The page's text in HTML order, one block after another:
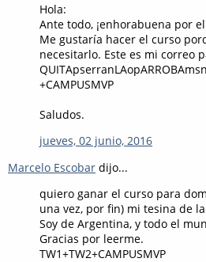
Hola:
Ante todo, ¡enhorabuena por
Me gustaría hacer el curso
necesitarlo. Este es mi correo
+CAMPUSMVP
Saludos.
jueves, 02 junio, 2016
Marcelo Escobar dijo...
quiero ganar el curso para
una vez, por fin) mi tesina de
Soy de Argentina, y todo el
Gracias por leerme.
TW1+TW2+CAMPUSMVP